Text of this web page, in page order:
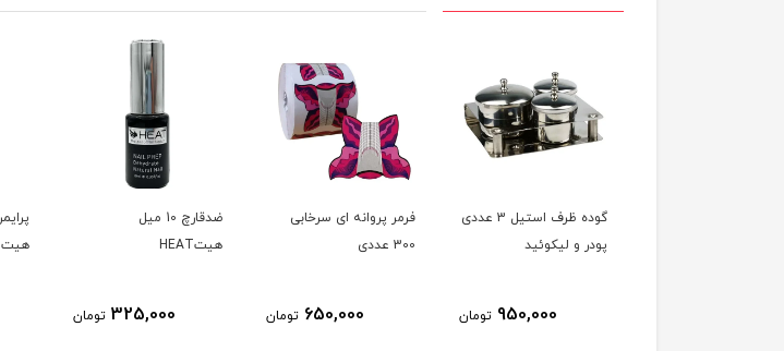
گوده ظرف استیل 3 عددی
پودر و لیکوئید
950,000 تومان
فرمر پروانه ای سرخابی
300 عددی
650,000 تومان
ضدقارچ 10 میل
هیتHEAT
325,000 تومان
هیت HEAT